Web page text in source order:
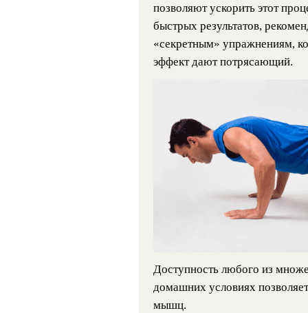
позволяют ускорить этот
быстрых результатов,
«секретным» упражнениям,
эффект дают потрясающий.
Доступность любого из
домашних условиях
мышц.